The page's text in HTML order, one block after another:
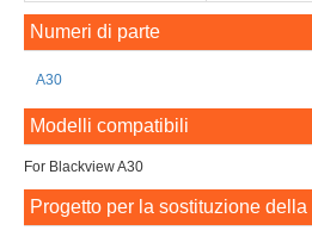
Numeri di parte
A30
Modelli compatibili
For Blackview A30
Progetto per la sostituzione